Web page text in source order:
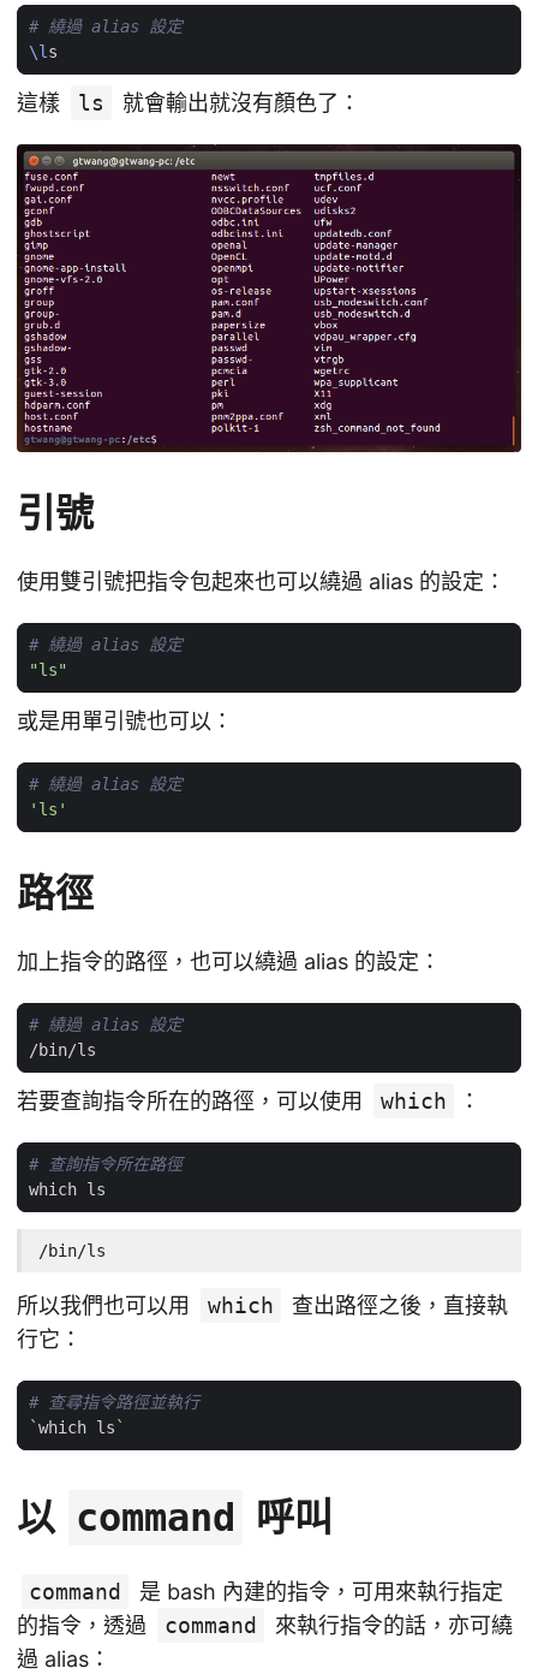
# 繞過 alias 設定
\l
這樣 ls 就會輸出就沒有顏色了：
引號
使用雙引號把指令包起來也可以繞過 alias 的設定：
# 繞過 alias 設定
"ls"
或是用單引號也可以：
# 繞過 alias 設定
'ls'
路徑
加上指令的路徑，也可以繞過 alias 的設定：
# 繞過 alias 設定
若要查詢指令所在的路徑，可以使用 which ：
# 查詢指令所在路徑
/bin/ls
所以我們也可以用 which
查出路徑之後，直接執
行它：
# 查尋指令路徑並執行
`which ls `
以 command 呼叫
command
是 bash 內建的指令，可用來執行指定
的指令，透過
command
來執行指令的話，亦可繞
過 alias：